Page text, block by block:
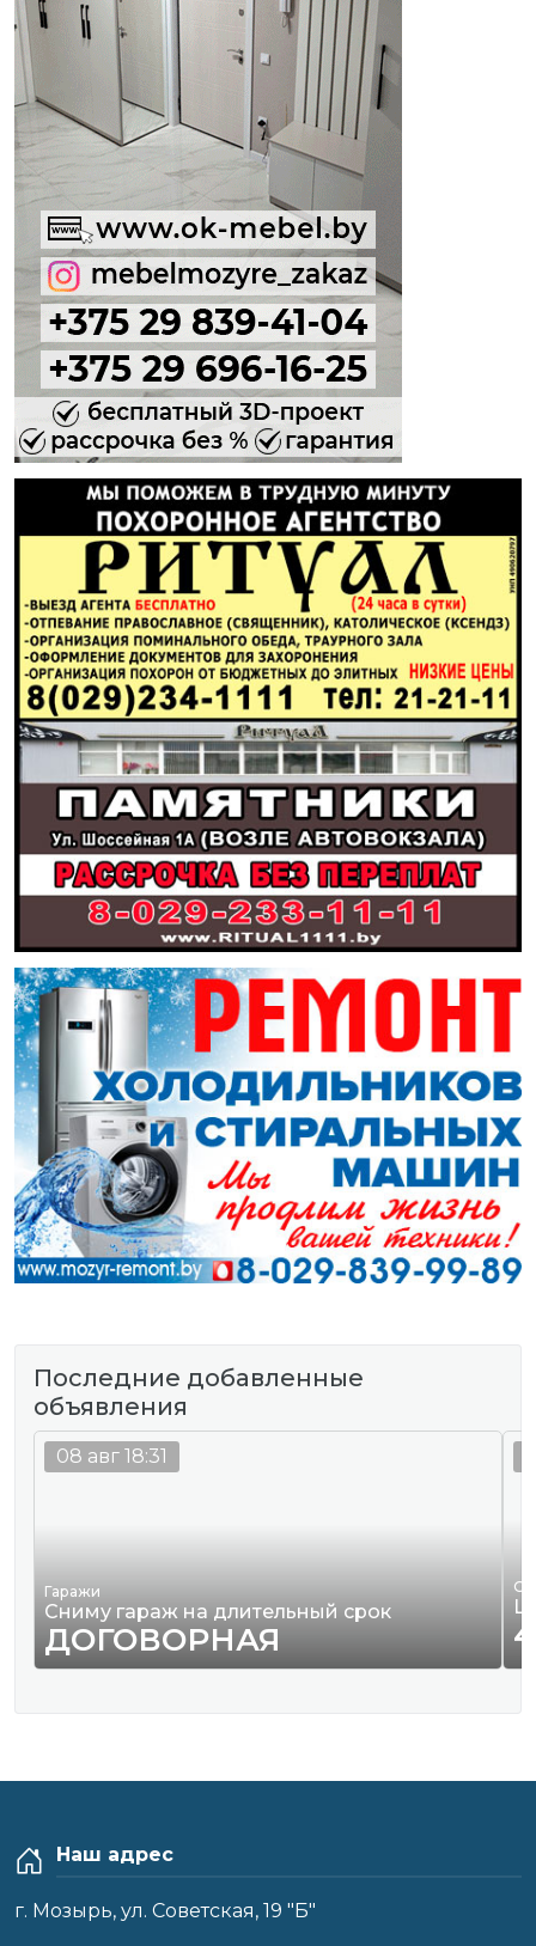
Последние добавленные
объявления
Гаражи
Сниму гараж на длительный срок
ДОГОВОРНАЯ
08 авг 18:31
Наш адрес
г. Мозырь, ул. Советская, 19 "Б"